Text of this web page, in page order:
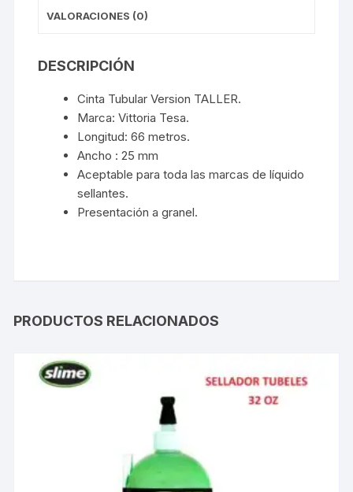
VALORACIONES (0)
DESCRIPCIÓN
Cinta Tubular Version TALLER.
Marca: Vittoria Tesa.
Longitud: 66 metros.
Ancho : 25 mm
Aceptable para toda las marcas de líquido
sellantes.
Presentación a granel.
PRODUCTOS RELACIONADOS